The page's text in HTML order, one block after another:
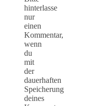
hinterlasse
nur
einen
Kommentar,
wenn
du
mit
der
dauerhaften
Speicherung
deines